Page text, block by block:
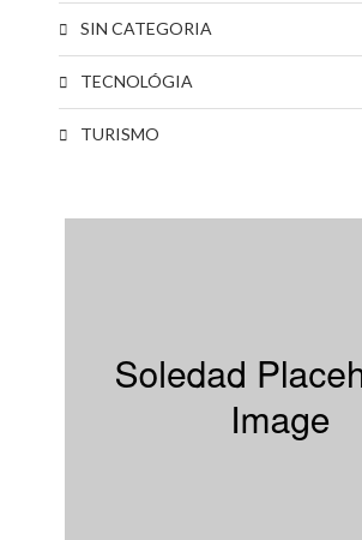
SIN CATEGORIA
TECNOLÓGIA
TURISMO